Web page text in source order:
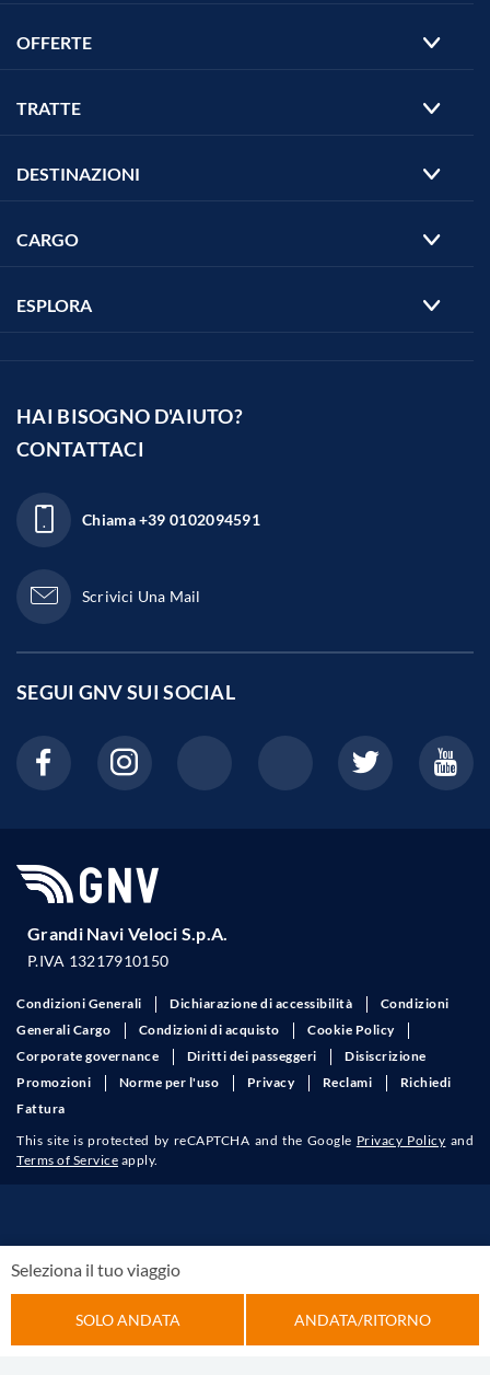
Seleziona il tuo viaggio
SOLO ANDATA ANDATA/RITORNO
OFFERTE
TRATTE
DESTINAZIONI
CARGO
ESPLORA
HAI BISOGNO D'AIUTO?
CONTATTACI
Chiama +39 0102094591
Scrivici Una Mail
SEGUI GNV SUI SOCIAL
Grandi Navi Veloci S.p.A.
P.IVA 13217910150
Condizioni Generali Dichiarazione di accessibilità
Condizioni
Generali Cargo
Corporate governance
Diritti dei passeggeri
Disiscrizione
Promozioni
Norme per l'uso
Terms of Serviceapply.